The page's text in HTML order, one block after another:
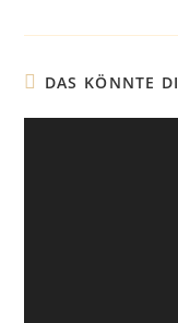
DAS KÖNNTE